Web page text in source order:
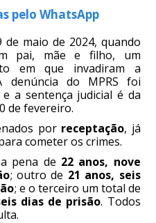
pelo WhatsApp
maio de 2024, quando
pai, mãe e filho, um
em que invadiram a
denúncia do MPRS foi
a sentença judicial é da
de fevereiro.
por receptação, já
cometer os crimes.
pena de 22 anos, nove
; outro de 21 anos, seis
; e o terceiro um total de
dias de prisão. Todos